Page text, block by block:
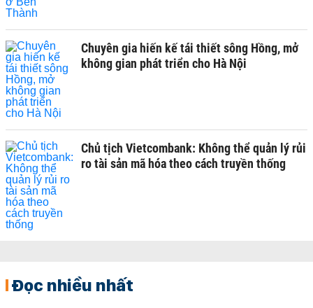
Chuyên gia hiến kế tái thiết sông Hồng, mở
không gian phát triển cho Hà Nội
Chủ tịch Vietcombank: Không thể quản lý rủi
ro tài sản mã hóa theo cách truyền thống
Đọc nhiều nhất